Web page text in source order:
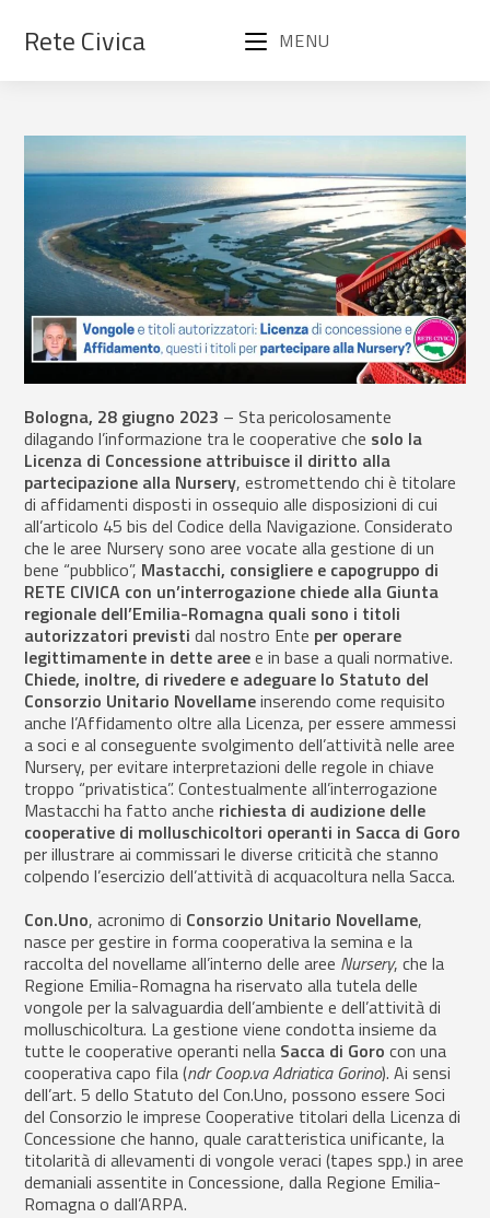
Rete Civica MENU
Bologna, 28 giugno 2023 – Sta pericolosamente
dilagando l’informazione tra le cooperative che solo la
Licenza di Concessione attribuisce il diritto alla
partecipazione alla Nursery, estromettendo chi è titolare
di affidamenti disposti in ossequio alle disposizioni di cui
all’articolo 45 bis del Codice della Navigazione. Considerato
che le aree Nursery sono aree vocate alla gestione di un
bene “pubblico”, Mastacchi, consigliere e capogruppo di
RETE CIVICA con un’interrogazione chiede alla Giunta
regionale dell’Emilia-Romagna quali sono i titoli
autorizzatori previsti dal nostro Ente per operare
legittimamente in dette areee in base a quali normative.
Chiede, inoltre, di rivedere e adeguare lo Statuto del
Consorzio Unitario Novellameinserendo come requisito
anche l’Affidamento oltre alla Licenza, per essere ammessi
a soci e al conseguente svolgimento dell’attività nelle aree
Nursery, per evitare interpretazioni delle regole in chiave
troppo “privatistica”. Contestualmente all’interrogazione
Mastacchi ha fatto anche richiesta di audizione delle
cooperative di molluschicoltori operanti in Sacca di Goro
per illustrare ai commissari le diverse criticità che stanno
colpendo l’esercizio dell’attività di acquacoltura nella Sacca.
Con.Uno, acronimo di Consorzio Unitario Novellame,
nasce per gestire in forma cooperativa la semina e la
raccolta del novellame all’interno delle aree Nursery, che la
Regione Emilia-Romagna ha riservato alla tutela delle
vongole per la salvaguardia dell’ambiente e dell’attività di
molluschicoltura. La gestione viene condotta insieme da
tutte le cooperative operanti nella Sacca di Goro con una
cooperativa capo fila (ndr Coop.va Adriatica Gorino). Ai sensi
dell’art. 5 dello Statuto del Con.Uno, possono essere Soci
del Consorzio le imprese Cooperative titolari della Licenza di
Concessione che hanno, quale caratteristica unificante, la
titolarità di allevamenti di vongole veraci (tapes spp.) in aree
demaniali assentite in Concessione, dalla Regione Emilia-
Romagna o dall’ARPA.